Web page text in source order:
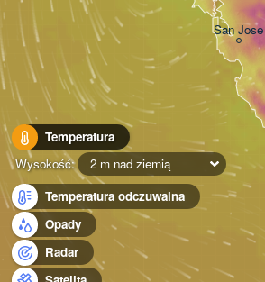
Temperatura
Wysokość:
2 m nad ziemią
Temperatura odczuwalna
Opady
Radar
San Jose